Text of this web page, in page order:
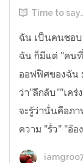
Time to
ฉัน เป็นคนชอบ
ฉัน ก็มีแต่ "คน
ออฟฟิศของฉัน
ว่า"ลึกลับ""เคร่
จะรู้ว่านั่นคือภ
ความ "รั่ว" "อ๊